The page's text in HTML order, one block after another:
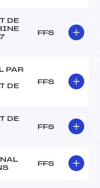
DE
FFS
PAR
DE
FFS
DE
FFS
FFS